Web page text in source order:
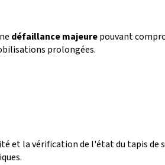
défaillance majeurepouvant
prolongées.
la vérification de l'état du tapis de